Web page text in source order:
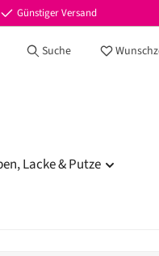
Günstiger Versand
Suche
Lacke & Putze